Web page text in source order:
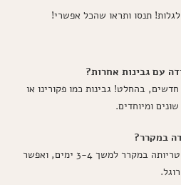
תנסו ותראו שהכל אפשרי!
עם גבינות אחרות?
בהחלט! גבינות כמו פקורינו או
ומיוחדים.
במקרר?
בהחלט! הפשטידה שומרת על טריותה במקרר למשך 3-4 ימים, ואפשר